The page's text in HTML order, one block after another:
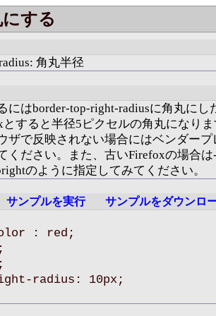
する
角丸半径
にはborder-top-right-radiusに角丸にし
すると半径5ピクセルの角丸になり
ザで反映されない場合にはベンダープ
ください。また、古いFirefoxの場合は
のように指定してみてください。
サンプルを実行 サンプルをダウンロ
: red;
radius: 10px;